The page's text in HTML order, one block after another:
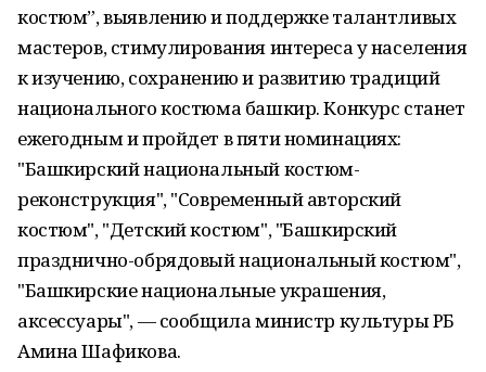
костюм”, выявлению и поддержке талантливых
мастеров, стимулирования интереса у населения
к изучению, сохранению и развитию традиций
национального костюма башкир. Конкурс станет
ежегодным и пройдет в пяти номинациях:
"Башкирский национальный костюм-
реконструкция", "Современный авторский
костюм", "Детский костюм", "Башкирский
празднично-обрядовый национальный костюм",
"Башкирские национальные украшения,
аксессуары", — сообщила министр культуры РБ
Амина Шафикова.